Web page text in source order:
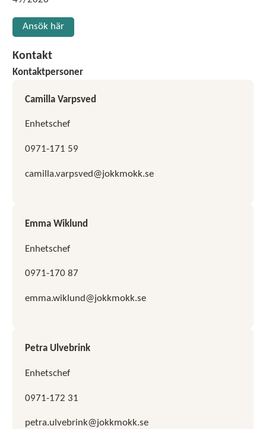
Ansök här
Kontakt
Kontaktpersoner
Camilla Varpsved
Enhetschef
0971-171 59
camilla.varpsved@jokkmokk.se
Emma Wiklund
Enhetschef
0971-170 87
emma.wiklund@jokkmokk.se
Petra Ulvebrink
Enhetschef
0971-172 31
petra.ulvebrink@jokkmokk.se